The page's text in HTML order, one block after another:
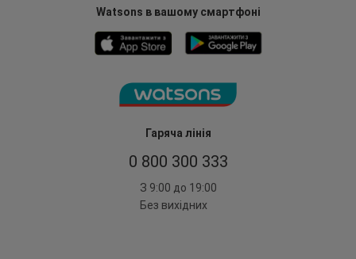
Гаряча лінія
0 800 300 333
З 9:00 до 19:00
Без вихідних
Watsons в вашому смартфоні